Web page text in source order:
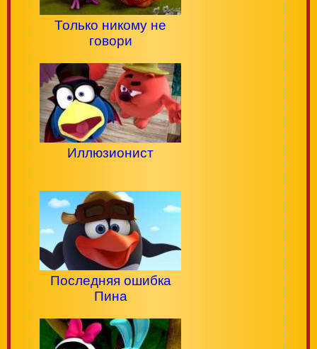
Только никому не
говори
Иллюзионист
Последняя ошибка
Пина